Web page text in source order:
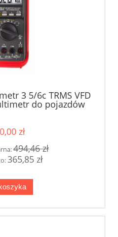
3 5/6c TRMS VFD
do pojazdów
i hybryd Brymen
zł
494,46 zł
365,85 zł